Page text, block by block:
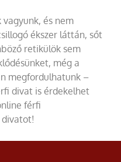
és nem
ékszer láttán, sőt
retikülök sem
még a
megfordulhatunk –
divat is érdekelhet
férfi
divatot!